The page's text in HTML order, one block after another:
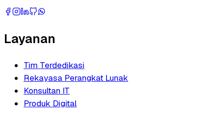
Layanan
Tim Terdedikasi
Rekayasa Perangkat Lunak
Konsultan IT
Produk Digital